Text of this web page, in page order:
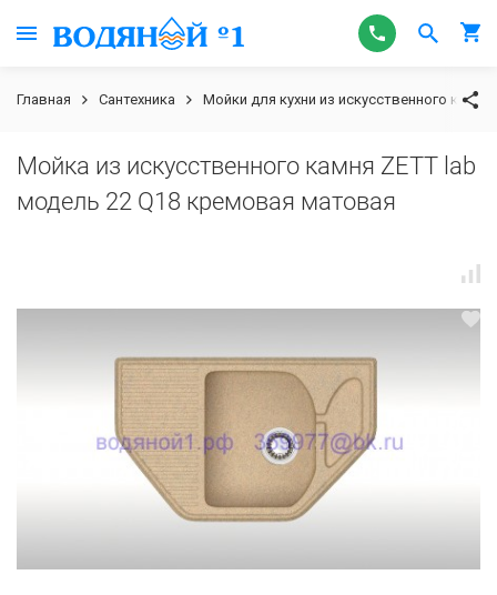
Главная Сантехника Мойки для кухни из искусственного камня
Мойка из искусственного камня ZETT lab
модель 22 Q18 кремовая матовая